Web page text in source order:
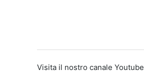
Visita il nostro canale Youtube